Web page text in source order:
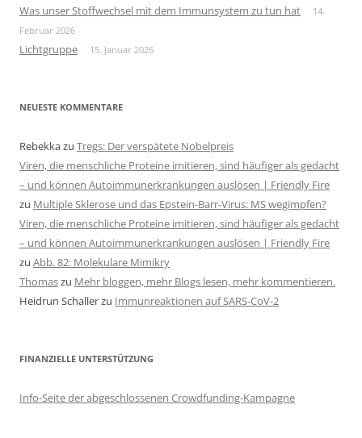
Was unser Stoffwechsel mit dem Immunsystem zu tun hat
14.
Februar 2026
Lichtgruppe 15. Januar 2026
NEUESTE KOMMENTARE
Rebekkazu Tregs: Der verspätete Nobelpreis
Viren, die menschliche Proteine imitieren, sind häufiger als gedacht
– und können Autoimmunerkrankungen auslösen | Friendly Fire
zu Multiple Sklerose und das Epstein-Barr-Virus: MS wegimpfen?
Viren, die menschliche Proteine imitieren, sind häufiger als gedacht
– und können Autoimmunerkrankungen auslösen | Friendly Fire
zu Abb. 82: Molekulare Mimikry
Thomaszu Mehr bloggen, mehr Blogs lesen, mehr kommentieren.
Heidrun Schallerzu Immunreaktionen auf SARS-CoV-2
FINANZIELLE UNTERSTÜTZUNG
Info-Seite der abgeschlossenen Crowdfunding-Kampagne